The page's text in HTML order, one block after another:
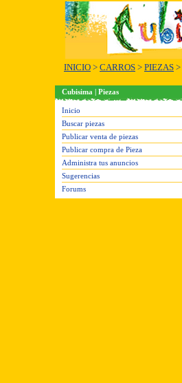
INICIO > CARROS > PIEZAS >
Cubisima | Piezas
Inicio
Buscar piezas
Publicar venta de piezas
Publicar compra de Pieza
Administra tus anuncios
Sugerencias
Forums